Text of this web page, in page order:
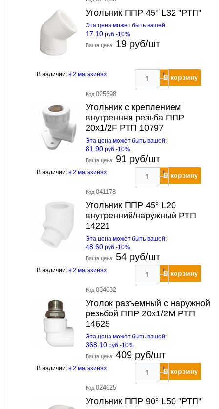
Угольник ППР 45° L32 "РТП"
Эта цена может быть вашей:
17.10 руб -10%
Ваша цена: 19 руб/шт
В наличии:в 2 магазинах
+
-
В корзину
Код 025698
Угольник с креплением
внутренняя резьба ППР
20х1/2F РТП 10797
Эта цена может быть вашей:
81.90 руб -10%
Ваша цена: 91 руб/шт
В наличии:в 2 магазинах
+
-
В корзину
Код 041178
Угольник ППР 45° L20
внутренний/наружный РТП
14221
Эта цена может быть вашей:
48.60 руб -10%
Ваша цена: 54 руб/шт
В наличии:в 2 магазинах
+
-
В корзину
Код 034032
Уголок разъемный с наружной
резьбой ППР 20х1/2M РТП
14625
Эта цена может быть вашей:
368.10 руб -10%
Ваша цена: 409 руб/шт
В наличии:в 2 магазинах
+
-
В корзину
Код 024625
Угольник ППР 90° L50 "РТП"